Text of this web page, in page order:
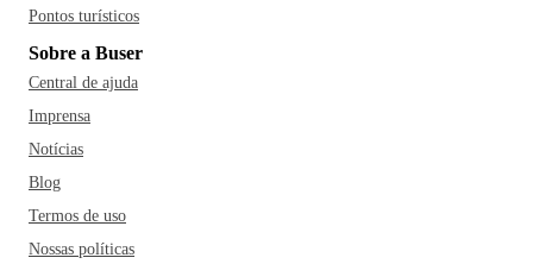
Pontos turísticos
Sobre a Buser
Central de ajuda
Imprensa
Notícias
Blog
Termos de uso
Nossas políticas